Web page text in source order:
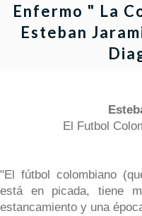
Risaralda
Enfermo " La
Esteban
El Futbol
"El fútbol colombiano
está en picada, tiene
estancamiento y una